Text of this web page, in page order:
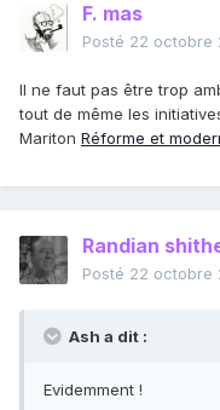
F. mas
Posté 22 octobre
Il ne faut pas être trop
tout de même les
Mariton Réforme et
Randian
Posté 22 octobre
Ash a dit :
Evidemment !